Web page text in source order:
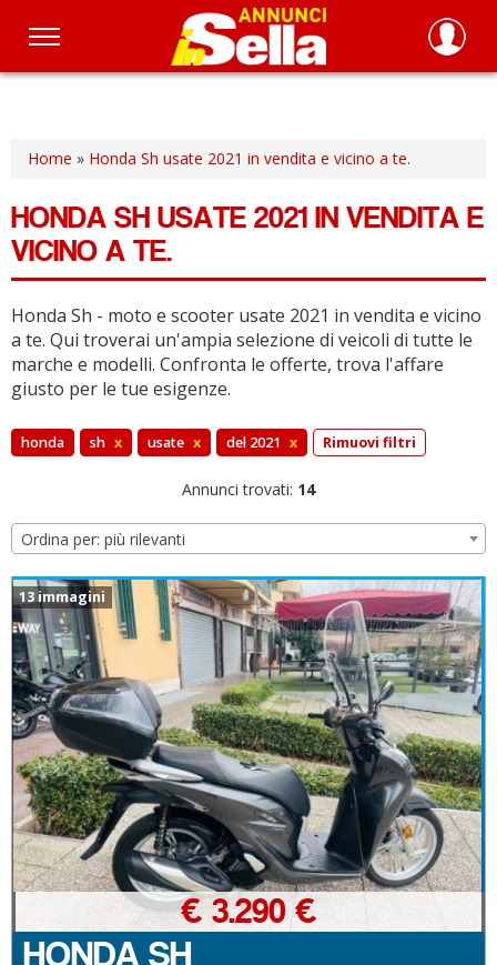
Salta
principale
Home » Honda Sh usate 2021 in vendita e vicino a te.
HONDA SH USATE 2021 IN VENDITA E
VICINO A TE.
Honda Sh - moto e scooter usate 2021 in vendita e vicino
a te. Qui troverai un'ampia selezione di veicoli di tutte le
marche e modelli. Confronta le offerte, trova l'affare
giusto per le tue esigenze.
honda sh x usate x del 2021 x Rimuovi filtri
Annunci trovati: 14
Ordina per: più rilevanti
13 immagini
HONDA SH
€ 3.290 €